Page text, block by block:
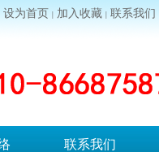
设为首页 加入收藏 联系我们
联系我们